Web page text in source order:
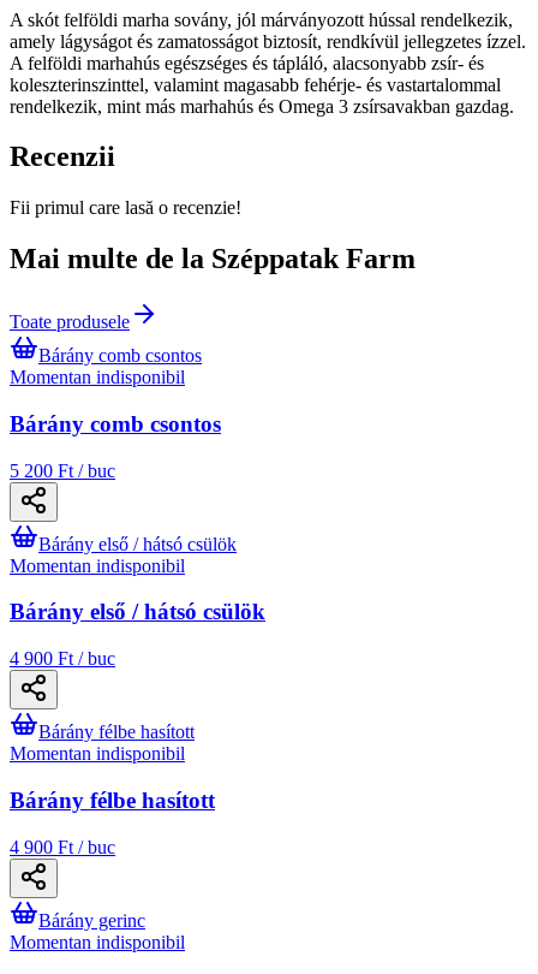
A skót felföldi marha sovány, jól márványozott hússal rendelkezik,
amely lágyságot és zamatosságot biztosít, rendkívül jellegzetes ízzel.
A felföldi marhahús egészséges és tápláló, alacsonyabb zsír- és
koleszterinszinttel, valamint magasabb fehérje- és vastartalommal
rendelkezik, mint más marhahús és Omega 3 zsírsavakban gazdag.
Recenzii
Fii primul care lasă o recenzie!
Mai multe de la Széppatak Farm
Toate produsele
Bárány comb csontos
Momentan indisponibil
Bárány comb csontos
5 200 Ft / buc
Bárány első / hátsó csülök
Momentan indisponibil
Bárány első / hátsó csülök
4 900 Ft / buc
Bárány félbe hasított
Momentan indisponibil
Bárány félbe hasított
4 900 Ft / buc
Bárány gerinc
Momentan indisponibil